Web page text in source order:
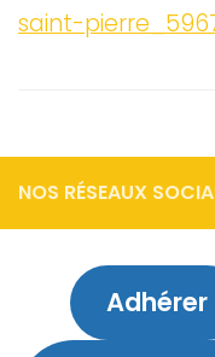
saint-
NOS RÉSEAUX
Adhérer